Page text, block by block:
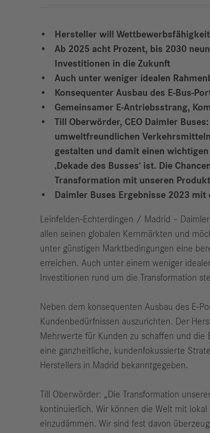
Hersteller will
Ab 2025 acht Prozent, bis 2030
Investitionen in die Zukunft
Auch unter weniger idealen
Konsequenter Ausbau des E-Bus-
Gemeinsamer E-Antriebsstrang,
Till Oberwörder, CEO Daimler
umweltfreundlichen
gestalten und damit einen
‚Dekade des Busses‘ ist. Die
Transformation mit unseren
Daimler Buses Ergebnisse 2023
Leinfelden-Echterdingen / Madrid –
allen seinen globalen Kernmärkten und
unter günstigen Marktbedingungen eine
erreichen. Auch unter einem weniger
Investitionen rund um die Transformation
Neben dem konsequenten Ausbau des E-
Kundenbedürfnissen auszurichten. Der
Mehrwerte für Kunden zu schaffen und die
eine ganzheitliche, kundenfokussierte
Herstellers in Madrid bekanntgegeben.
Till Oberwörder: „Die Transformation
kontinuierlich. Wir können die Welt mit
einzudämmen. Wir sind fest davon